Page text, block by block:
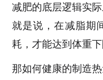
减肥的底层逻辑实
就是说，在减脂期
耗，才能达到体重下
那如何健康的制造